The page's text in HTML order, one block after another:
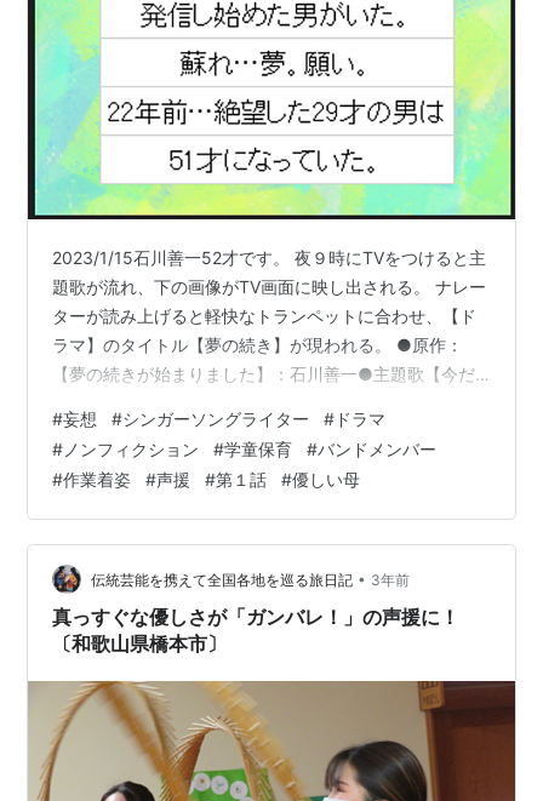
2023/1/15石川善一52才です。 夜９時にTVをつけると主
題歌が流れ、下の画像がTV画面に映し出される。 ナレー
ターが読み上げると軽快なトランペットに合わせ、【ド
ラマ】のタイトル【夢の続き】が現われる。 ●原作：
【夢の続きが始まりました】：石川善一●主題歌【今だ
物語は著者、石川善一の半生を描いた音楽と母への想
い、友情の軌跡である」 歌いだしは学童保育の生徒達に
囲まれ、楽しく過ごす主人公の私。（主人公：石川善一
役は 「赤楚衛二さん」 にやってもらおう!!） 次のシーン
は、笑顔で手を振る優しい母。（母：牧子役は 「室井滋
さん」 がいい!!） …
#妄想 #シンガーソングライター # ドラマ
#ノンフィクション #学童保育 #バンドメンバー
#作業着姿 #声援 #第１話 #優しい母
伝統芸能を携えて全国各地を巡る旅日記 • 3年前
真っすぐな優しさが「ガンバレ！」の声援に！
〔和歌山県橋本市〕